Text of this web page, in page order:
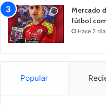
Mercado
fútbol
Hace 2
Popular